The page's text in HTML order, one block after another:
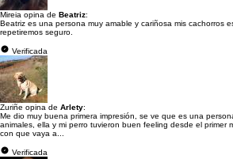
Mireia opina de Beatriz:
Beatriz es una persona muy amable y cariñosa mis cachorros
repetiremos seguro.
Verificada
Zuriñe opina de Arlety:
Me dio muy buena primera impresión, se ve que es una
animales, ella y mi perro tuvieron buen feeling desde el primer
con que vaya a...
Verificada